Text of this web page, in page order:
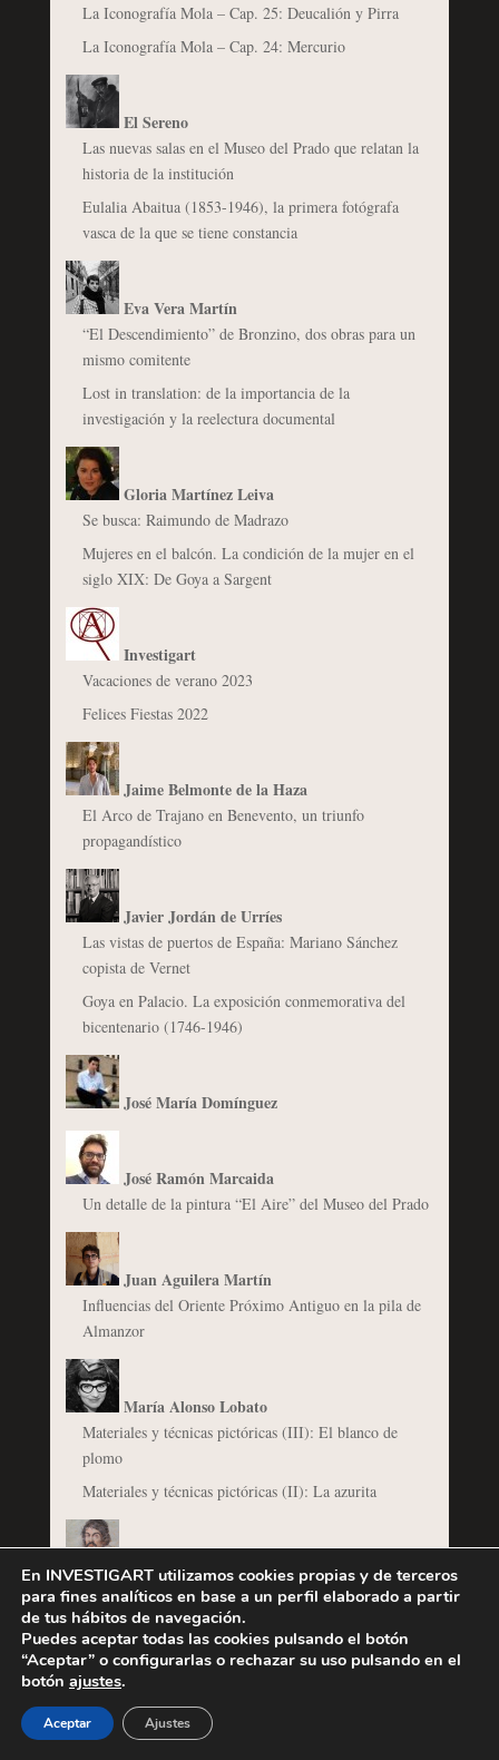
La Iconografía Mola – Cap. 25: Deucalión y Pirra
La Iconografía Mola – Cap. 24: Mercurio
El Sereno
Las nuevas salas en el Museo del Prado que relatan la
historia de la institución
Eulalia Abaitua (1853-1946), la primera fotógrafa
vasca de la que se tiene constancia
Eva Vera Martín
“El Descendimiento” de Bronzino, dos obras para un
mismo comitente
Lost in translation: de la importancia de la
investigación y la reelectura documental
Gloria Martínez Leiva
Se busca: Raimundo de Madrazo
Mujeres en el balcón. La condición de la mujer en el
siglo XIX: De Goya a Sargent
Investigart
Vacaciones de verano 2023
Felices Fiestas 2022
Jaime Belmonte de la Haza
El Arco de Trajano en Benevento, un triunfo
propagandístico
Javier Jordán de Urríes
Las vistas de puertos de España: Mariano Sánchez
copista de Vernet
Goya en Palacio. La exposición conmemorativa del
bicentenario (1746-1946)
José María Domínguez
José Ramón Marcaida
Un detalle de la pintura “El Aire” del Museo del Prado
Juan Aguilera Martín
Influencias del Oriente Próximo Antiguo en la pila de
Almanzor
María Alonso Lobato
Materiales y técnicas pictóricas (III): El blanco de
plomo
Materiales y técnicas pictóricas (II): La azurita
Michelangelo Merisi da Caravaggio
Detrás del naturalismo de Caravaggio: La Cena en
Emaús
@osa_dias
El Barroco del Poder: arquitectura y urbanismo al
servicio de papas y reyes.
En INVESTIGART utilizamos cookies propias y de terceros
para fines analíticos en base a un perfil elaborado a partir
de tus hábitos de navegación.
Puedes aceptar todas las cookies pulsando el botón
“Aceptar” o configurarlas o rechazar su uso pulsando en el
botón ajustes.
Aceptar Ajustes